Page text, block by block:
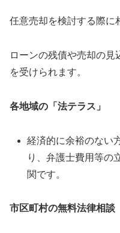
任意売却を検討する際に
ローンの残債や売却の見
を受けられます。
各地域の「法テラス」
経済的に余裕のない
り、弁護士費用等の
関です。
市区町村の無料法律相談